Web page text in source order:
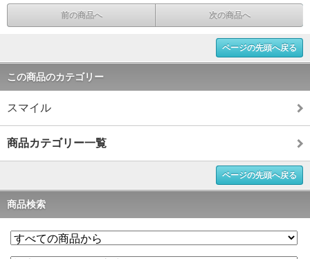
前の商品へ 次の商品へ
ページの先頭へ戻る
この商品のカテゴリー
スマイル
商品カテゴリー一覧
ページの先頭へ戻る
商品検索